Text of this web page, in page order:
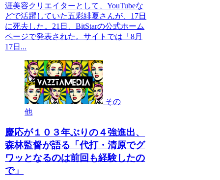
涯美容クリエイターとして、YouTubeな
どで活躍していた五彩緋夏さんが、17日
に死去した。21日、BitStarの公式ホーム
ページで発表された。サイトでは「8月
17日...
その
他
慶応が１０３年ぶりの４強進出、
森林監督が語る「代打・清原でグ
ワッとなるのは前回も経験したの
で」